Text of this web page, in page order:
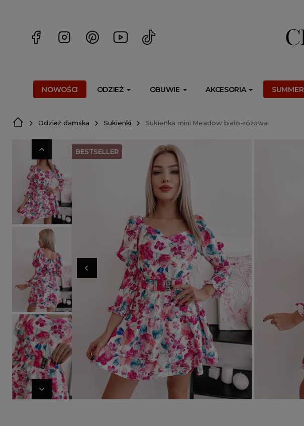
NOWOŚCI ODZIEŻ OBUWIE AKCESORIA SUMMER
Odzież damska Sukienki Sukienka mini Meadow biało-różowa
BESTSELLER